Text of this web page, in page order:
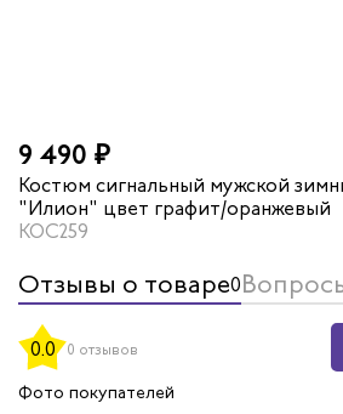
9 490 ₽
Костюм сигнальный мужской
"Илион" цвет графит/оранжевый
КОС259
Отзывы о товаре0
0.0 0 отзывов
Фото покупателей